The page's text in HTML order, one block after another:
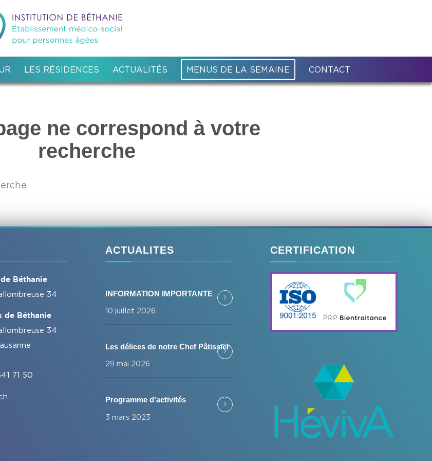
LES RÉSIDENCES ACTUALITÉS MENUS DE LA SEMAINE CONTACT
ne correspond à votre
recherche
Béthanie
34
de Béthanie
34
71 50
ACTUALITES
INFORMATION IMPORTANTE
10 juillet 2026
Les délices de notre Chef Pâtissier
29 mai 2026
Programme d’activités
3 mars 2023
CERTIFICATION